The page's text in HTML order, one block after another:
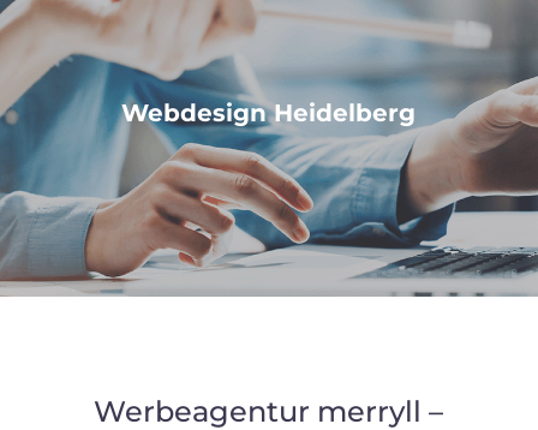
Webdesign Heidelberg
Werbeagentur merryll –